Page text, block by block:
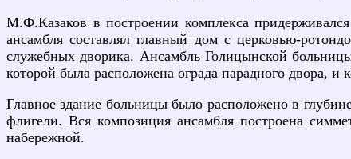
М.Ф.Казаков в построении комплекса
ансамбля составлял главный дом с церковью-
служебных дворика. Ансамбль Голицынской
которой была расположена ограда парадного двора,
Главное здание больницы было расположено в
флигели. Вся композиция ансамбля построена
набережной.